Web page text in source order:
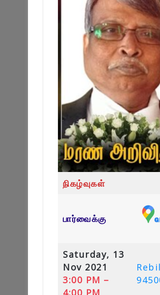
நிகழ்வுகள்
பார்வைக்கு
Saturday, 13
Nov 2021
3:00 PM –
4:00 PM